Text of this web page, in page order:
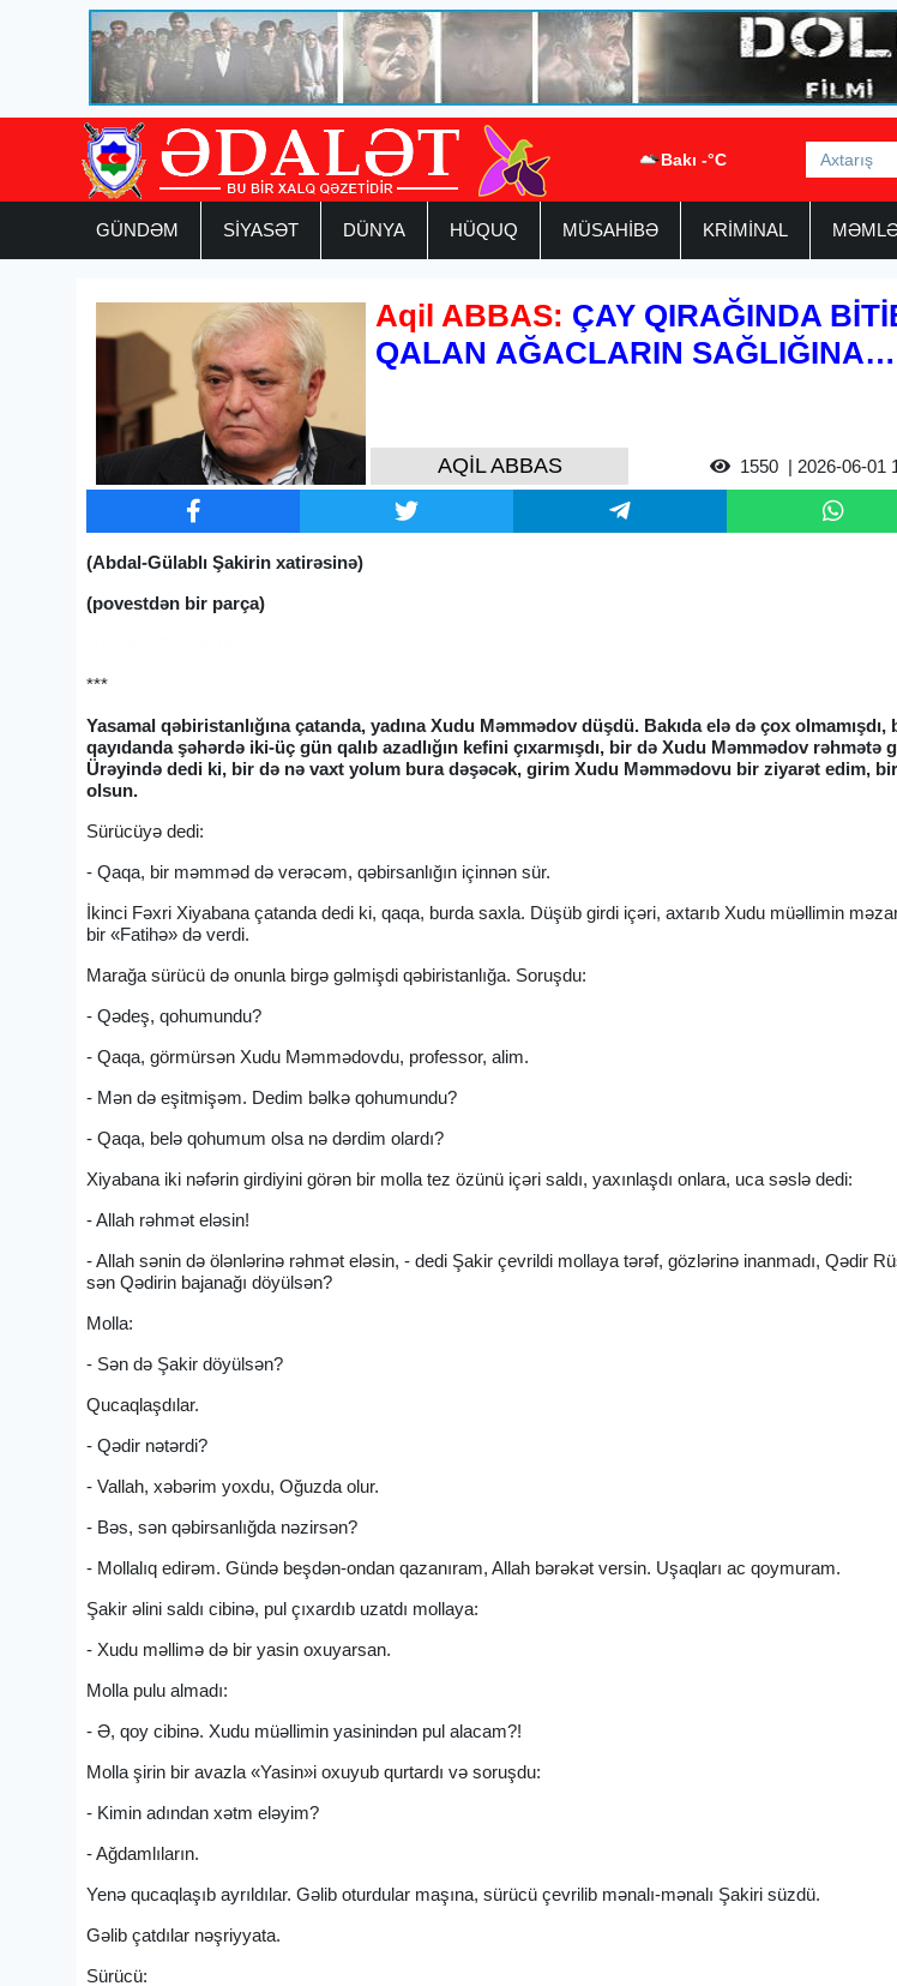
Bakı -°C
GÜNDƏM SİYASƏT DÜNYA HÜQUQ MÜSAHİBƏ KRİMİNAL
Aqil ABBAS: ÇAY QIRAĞINDA
QALAN AĞACLARIN
AQİL ABBAS 1550 | 2026-06-01
(Abdal-Gülablı Şakirin xatirəsinə)
(povestdən bir parça)
***
Yasamal qəbiristanlığına çatanda, yadına Xudu Məmmədov düşdü. Bakıda elə də çox
qayıdanda şəhərdə iki-üç gün qalıb azadlığın kefini çıxarmışdı, bir də Xudu Məmmədov
Ürəyində dedi ki, bir də nə vaxt yolum bura dəşəcək, girim Xudu Məmmədovu bir ziyarət edim,
olsun.
Sürücüyə dedi:
- Qaqa, bir məmməd də verəcəm, qəbirsanlığın içinnən sür.
İkinci Fəxri Xiyabana çatanda dedi ki, qaqa, burda saxla. Düşüb girdi içəri, axtarıb Xudu müəllimin
bir «Fatihə» də verdi.
Marağa sürücü də onunla birgə gəlmişdi qəbiristanlığa. Soruşdu:
- Qədeş, qohumundu?
- Qaqa, görmürsən Xudu Məmmədovdu, professor, alim.
- Mən də eşitmişəm. Dedim bəlkə qohumundu?
- Qaqa, belə qohumum olsa nə dərdim olardı?
Xiyabana iki nəfərin girdiyini görən bir molla tez özünü içəri saldı, yaxınlaşdı onlara, uca səslə dedi:
- Allah rəhmət eləsin!
- Allah sənin də ölənlərinə rəhmət eləsin, - dedi Şakir çevrildi mollaya tərəf, gözlərinə inanmadı, Qədir
sən Qədirin bajanağı döyülsən?
Molla:
- Sən də Şakir döyülsən?
Qucaqlaşdılar.
- Qədir nətərdi?
- Vallah, xəbərim yoxdu, Oğuzda olur.
- Bəs, sən qəbirsanlığda nəzirsən?
- Mollalıq edirəm. Gündə beşdən-ondan qazanıram, Allah bərəkət versin. Uşaqları ac qoymuram.
Şakir əlini saldı cibinə, pul çıxardıb uzatdı mollaya:
- Xudu məllimə də bir yasin oxuyarsan.
Molla pulu almadı:
- Ə, qoy cibinə. Xudu müəllimin yasinindən pul alacam?!
Molla şirin bir avazla «Yasin»i oxuyub qurtardı və soruşdu:
- Kimin adından xətm eləyim?
- Ağdamlıların.
Yenə qucaqlaşıb ayrıldılar. Gəlib oturdular maşına, sürücü çevrilib mənalı-mənalı Şakiri süzdü.
Gəlib çatdılar nəşriyyata.
Sürücü: